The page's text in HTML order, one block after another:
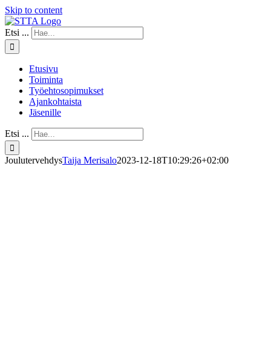
Skip to content
Etsi ...
Etusivu
Toiminta
Työehtosopimukset
Ajankohtaista
Jäsenille
Etsi ...
JoulutervehdysTaija Merisalo2023-12-18T10:29:26+02:00